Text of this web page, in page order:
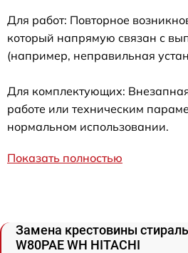
Для работ: Повторное
который напрямую связан с
(например, неправильная
Для комплектующих:
работе или техническим
нормальном использовании.
Показать полностью
Замена крестовины
W80PAE WH HITACHI